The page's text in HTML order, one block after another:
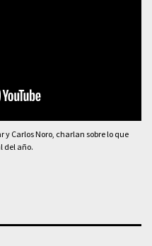
Carlos Noro, charlan sobre lo que
del año.